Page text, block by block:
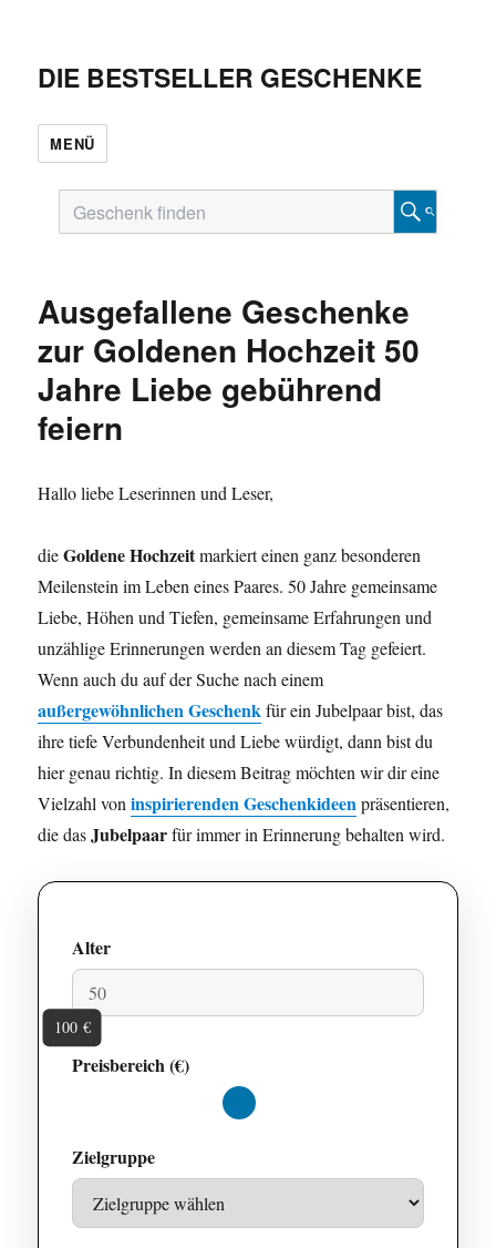
DIE BESTSELLER GESCHENKE
MENÜ
Ausgefallene Geschenke
zur Goldenen Hochzeit 50
Jahre Liebe gebührend
feiern
Hallo liebe Leserinnen und Leser,
dieGoldene Hochzeitmarkiert einen ganz besonderen
Meilenstein im Leben eines Paares. 50 Jahre gemeinsame
Liebe, Höhen und Tiefen, gemeinsame Erfahrungen und
unzählige Erinnerungen werden an diesem Tag gefeiert.
Wenn auch du auf der Suche nach einem
außergewöhnlichen Geschenkfür ein Jubelpaar bist, das
ihre tiefe Verbundenheit und Liebe würdigt, dann bist du
hier genau richtig. In diesem Beitrag möchten wir dir eine
Vielzahl voninspirierenden Geschenkideenpräsentieren,
die dasJubelpaarfür immer in Erinnerung behalten wird.
Alter
Preisbereich (€)
100 €
Zielgruppe